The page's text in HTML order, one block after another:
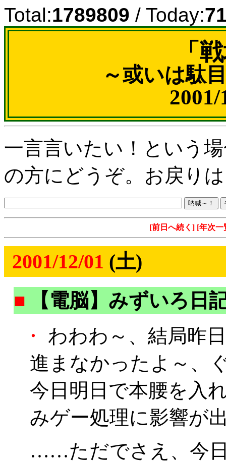
Total:1789809 / Today:
「
～或いは駄
一言言いたい！という
の方にどうぞ。お戻りは
[前日へ続く] [年次一
2001/12/01 (土)
■
【電脳】みずいろ日
・
わわわ～、結局昨
進まなかったよ～、
今日明日で本腰を入
みゲー処理に影響が
……ただでさえ、今